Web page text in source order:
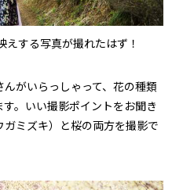
えする写真が撮れたはず！
がいらっしゃって、花の種類
。いい撮影ポイントをお聞き
ミズキ）と桜の両方を撮影で